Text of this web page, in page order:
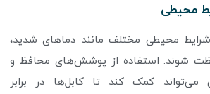
محیطی
شرایط محیطی مختلف مانند دماهای شدید،
شوند. استفاده از پوشش‌های محافظ و
کمک کند تا کابل‌ها در برابر